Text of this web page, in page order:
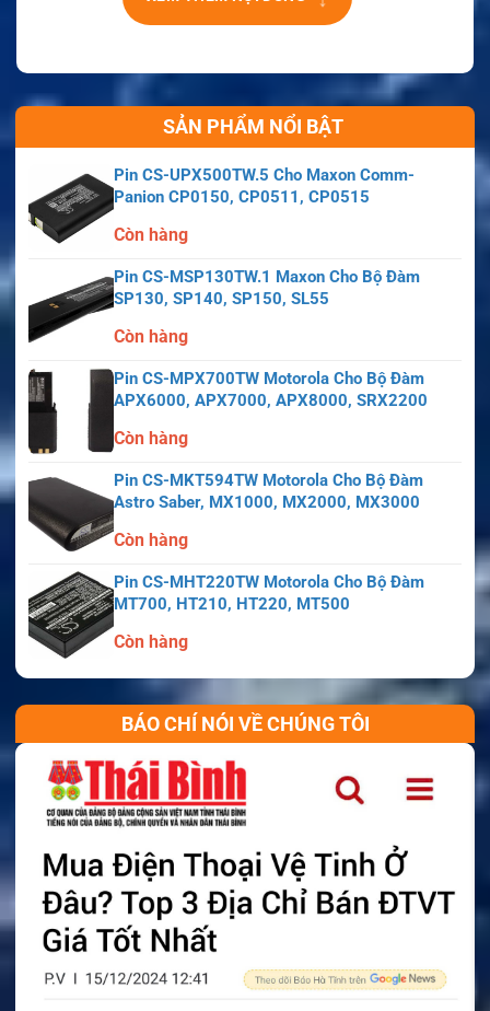
SẢN PHẨM NỔI BẬT
Pin CS-UPX500TW.5 Cho Maxon Comm-
Panion CP0150, CP0511, CP0515
Còn hàng
Pin CS-MSP130TW.1 Maxon Cho Bộ Đàm
SP130, SP140, SP150, SL55
Còn hàng
Pin CS-MPX700TW Motorola Cho Bộ Đàm
APX6000, APX7000, APX8000, SRX2200
Còn hàng
Pin CS-MKT594TW Motorola Cho Bộ Đàm
Astro Saber, MX1000, MX2000, MX3000
Còn hàng
Pin CS-MHT220TW Motorola Cho Bộ Đàm
MT700, HT210, HT220, MT500
Còn hàng
BÁO CHÍ NÓI VỀ CHÚNG TÔI